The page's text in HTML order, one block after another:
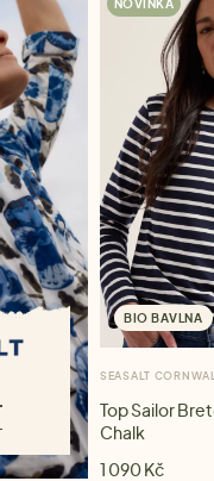
NOVINKA
BIO BAVLNA
SEASALT
Top Sailor
Chalk
1 090 Kč